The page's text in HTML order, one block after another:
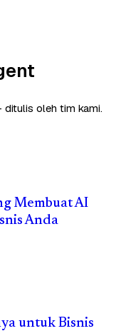
oleh tim kami.
Membuat AI
Anda
untuk Bisnis